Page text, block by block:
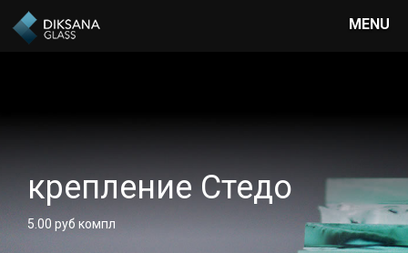
MENU
крепление Стедо
5.00 руб компл